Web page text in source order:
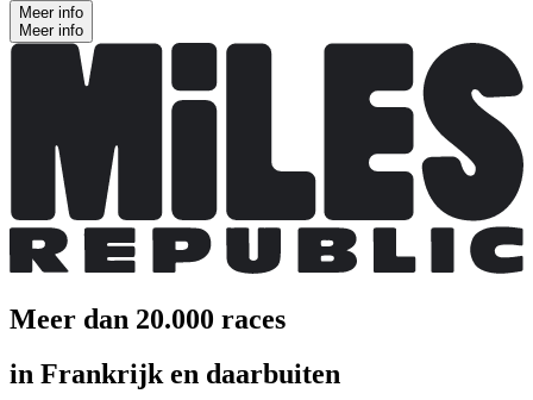
Meer info
Meer info
Meer dan 20.000 races
in Frankrijk en daarbuiten